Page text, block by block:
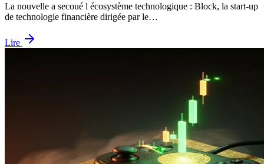
La nouvelle a secoué l écosystème technologique : Block, la start-up
de technologie financière dirigée par le…
Lire